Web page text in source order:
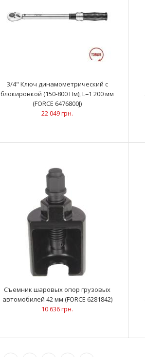
372 грн.
1/2" Головка двенадцатигранная ударная,
385 грн.
3/4" Ключ динамометрический с
блокировкой (150-800 Нм), L=1 200 мм
(FORCE 6476800J)
22 049 грн.
Съемник шаровых опор грузовых
автомобилей 42 мм (FORCE 6281842)
10 636 грн.